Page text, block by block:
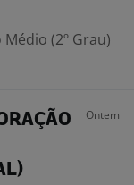
Médio (2º Grau)
Ontem